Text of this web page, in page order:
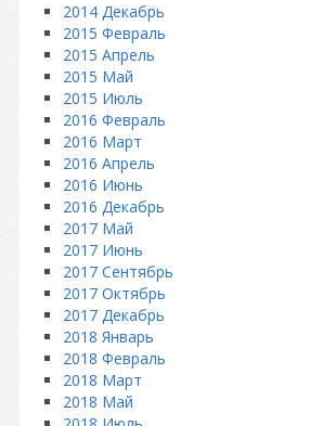
2014 Декабрь
2015 Февраль
2015 Апрель
2015 Май
2015 Июль
2016 Февраль
2016 Март
2016 Апрель
2016 Июнь
2016 Декабрь
2017 Май
2017 Июнь
2017 Сентябрь
2017 Октябрь
2017 Декабрь
2018 Январь
2018 Февраль
2018 Март
2018 Май